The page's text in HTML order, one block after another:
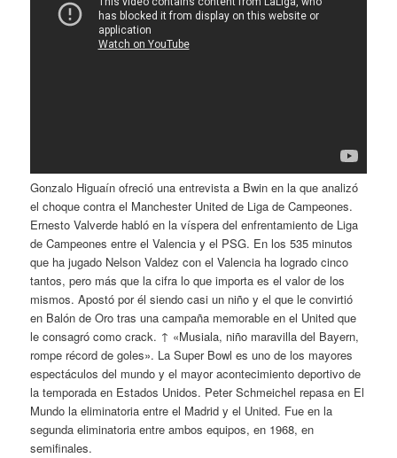
Gonzalo Higuaín ofreció una entrevista a Bwin en la que analizó
el choque contra el Manchester United de Liga de Campeones.
Ernesto Valverde habló en la víspera del enfrentamiento de Liga
de Campeones entre el Valencia y el PSG. En los 535 minutos
que ha jugado Nelson Valdez con el Valencia ha logrado cinco
tantos, pero más que la cifra lo que importa es el valor de los
mismos. Apostó por él siendo casi un niño y el que le convirtió
en Balón de Oro tras una campaña memorable en el United que
le consagró como crack. ↑ «Musiala, niño maravilla del Bayern,
rompe récord de goles». La Super Bowl es uno de los mayores
espectáculos del mundo y el mayor acontecimiento deportivo de
la temporada en Estados Unidos. Peter Schmeichel repasa en El
Mundo la eliminatoria entre el Madrid y el United. Fue en la
segunda eliminatoria entre ambos equipos, en 1968, en
semifinales.